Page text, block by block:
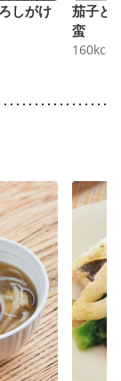
しがけ
茄子と
蛮
160kcal